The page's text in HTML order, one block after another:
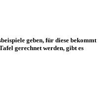
geben, für diese bekommt
gerechnet werden, gibt es